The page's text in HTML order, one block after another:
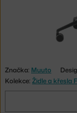
Značka: Muuto
Kolekce: Židle a křesla